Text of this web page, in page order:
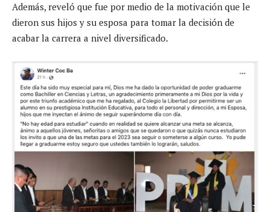
Además, reveló que fue por medio de la motivación que le
dieron sus hijos y su esposa para tomar la decisión de
acabar la carrera a nivel diversificado.